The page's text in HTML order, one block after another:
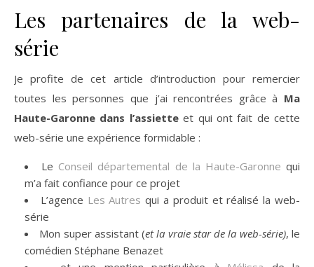
Les partenaires de la web-
série
Je profite de cet article d’introduction pour remercier
toutes les personnes que j’ai rencontrées grâce à Ma
Haute-Garonne dans l’assietteet qui ont fait de cette
web-série une expérience formidable :
Le Conseil départemental de la Haute-Garonne qui
m’a fait confiance pour ce projet
L’agence Les Autres qui a produit et réalisé la web-
série
Mon super assistant (et la vraie star de la web-série), le
comédien Stéphane Benazet